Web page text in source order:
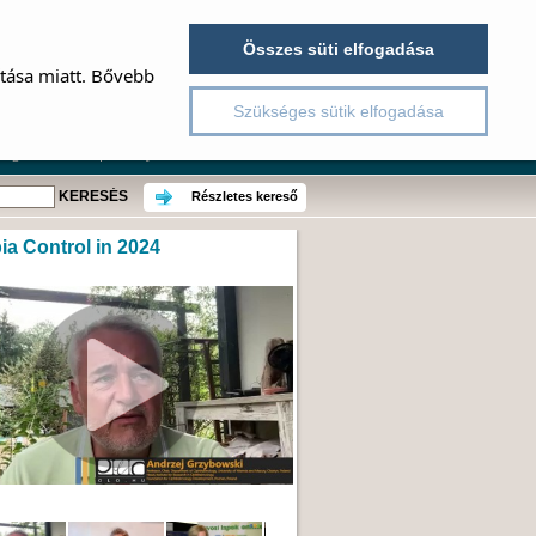
Részletes kereső
Control in 2024
miatt. Bővebb
Összes süti elfogadása
Szükséges sütik elfogadása